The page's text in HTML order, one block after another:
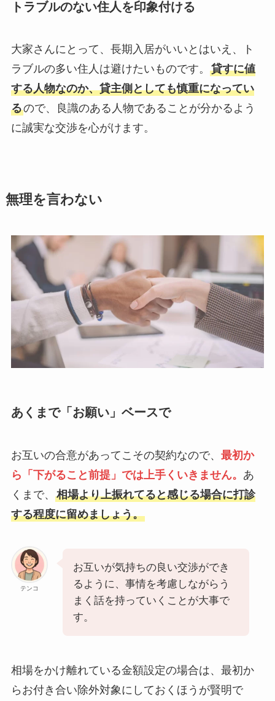
トラブルのない住人を印象付ける
大家さんにとって、長期入居がいいとはいえ、ト
ラブルの多い住人は避けたいものです。 貸すに値
する人物なのか、貸主側としても慎重になってい
るので、良識のある人物であることが分かるよう
に誠実な交渉を心がけます。
無理を言わない
あくまで「お願い」ベースで
お互いの合意があってこその契約なので、 最初か
ら「下がること前提」では上手くいきません。 あ
くまで、 相場より上振れてると感じる場合に打診
する程度に留めましょう。
テンコ
お互いが気持ちの良い交渉ができ
るように、事情を考慮しながらう
まく話を持っていくことが大事で
す。
相場をかけ離れている金額設定の場合は、最初か
らお付き合い除外対象にしておくほうが賢明で